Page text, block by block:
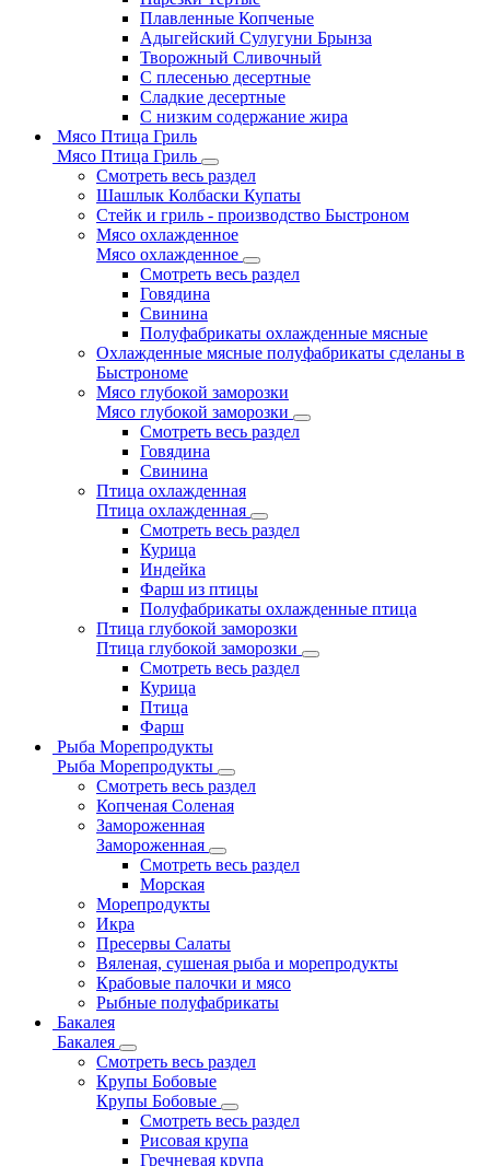
Плавленные Копченые
Адыгейский Сулугуни Брынза
Творожный Сливочный
С плесенью десертные
Сладкие десертные
С низким содержание жира
Мясо Птица Гриль
Мясо Птица Гриль
Смотреть весь раздел
Шашлык Колбаски Купаты
Стейк и гриль - производство Быстроном
Мясо охлажденное
Мясо охлажденное
Смотреть весь раздел
Говядина
Свинина
Полуфабрикаты охлажденные мясные
Охлажденные мясные полуфабрикаты сделаны в
Быстрономе
Мясо глубокой заморозки
Мясо глубокой заморозки
Смотреть весь раздел
Говядина
Свинина
Птица охлажденная
Птица охлажденная
Смотреть весь раздел
Курица
Индейка
Фарш из птицы
Полуфабрикаты охлажденные птица
Птица глубокой заморозки
Птица глубокой заморозки
Смотреть весь раздел
Курица
Птица
Фарш
Рыба Морепродукты
Рыба Морепродукты
Смотреть весь раздел
Копченая Соленая
Замороженная
Замороженная
Смотреть весь раздел
Морская
Морепродукты
Икра
Пресервы Салаты
Вяленая, сушеная рыба и морепродукты
Крабовые палочки и мясо
Рыбные полуфабрикаты
Бакалея
Бакалея
Смотреть весь раздел
Крупы Бобовые
Крупы Бобовые
Смотреть весь раздел
Рисовая крупа
Гречневая крупа